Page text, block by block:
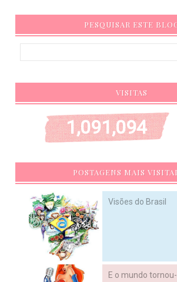
PESQUISAR ESTE
VISITAS
1,091,094
POSTAGENS MAIS
Visões do Brasil
E o mundo